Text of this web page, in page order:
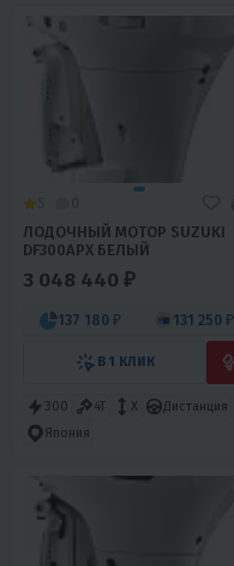
ЛОДОЧНЫЙ МОТОР SUZUKI
DF300APX БЕЛЫЙ
3 048 440 ₽
137 180 ₽ 131 250 ₽
В 1 КЛИК
300 4T X
Дистанция
Япония